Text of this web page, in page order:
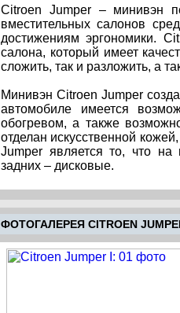
Citroen Jumper – минивэн
вместительных салонов
достижениям эргономики.
салона, который имеет
сложить, так и разложить, а
Минивэн Citroen Jumper
автомобиле имеется
обогревом, а также
отделан искусственной
Jumper является то, что
задних – дисковые.
ФОТОГАЛЕРЕЯ CITROEN